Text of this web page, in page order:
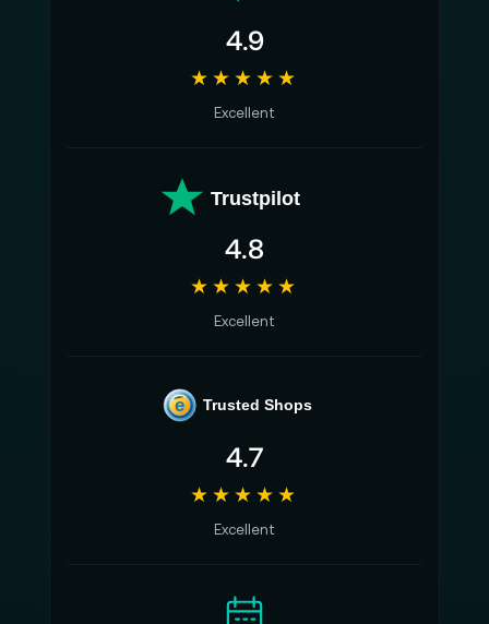
4.9
★★★★★
Excellent
Trustpilot
4.8
★★★★★
Excellent
e Trusted Shops
4.7
★★★★★
Excellent